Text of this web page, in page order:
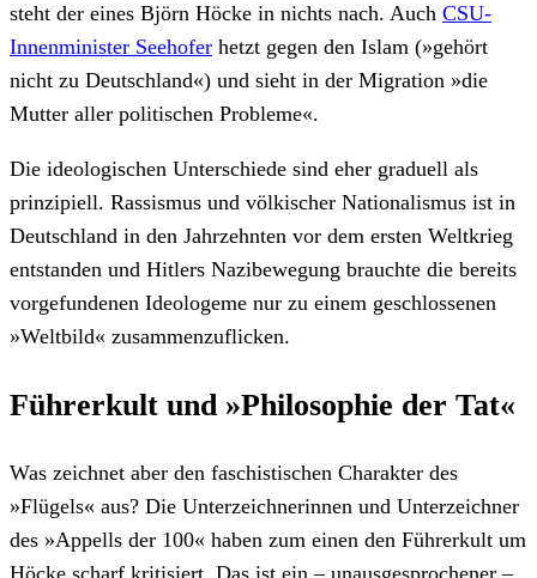
steht der eines Björn Höcke in nichts nach. Auch CSU-
Innenminister Seehofer hetzt gegen den Islam (»gehört
nicht zu Deutschland«) und sieht in der Migration »die
Mutter aller politischen Probleme«.
Die ideologischen Unterschiede sind eher graduell als
prinzipiell. Rassismus und völkischer Nationalismus ist in
Deutschland in den Jahrzehnten vor dem ersten Weltkrieg
entstanden und Hitlers Nazibewegung brauchte die bereits
vorgefundenen Ideologeme nur zu einem geschlossenen
»Weltbild« zusammenzuflicken.
Führerkult und »Philosophie der Tat«
Was zeichnet aber den faschistischen Charakter des
»Flügels« aus? Die Unterzeichnerinnen und Unterzeichner
des »Appells der 100« haben zum einen den Führerkult um
Höcke scharf kritisiert. Das ist ein – unausgesprochener –